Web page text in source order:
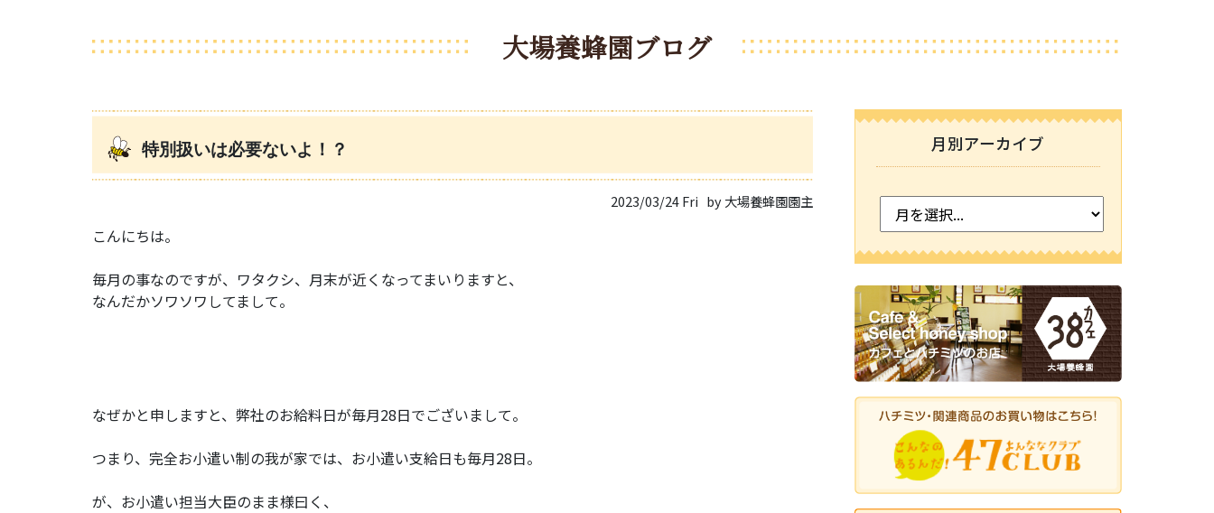
大場養蜂園ブログ
特別扱いは必要ないよ！？
2023/03/24 Fri by 大場養蜂園園主
こんにちは。
毎月の事なのですが、ワタクシ、月末が近くなってまいりますと、
なんだかソワソワしてまして。
なぜかと申しますと、弊社のお給料日が毎月28日でございまして。
つまり、完全お小遣い制の我が家では、お小遣い支給日も毎月28日。
が、お小遣い担当大臣のまま様曰く、
月別アーカイブ